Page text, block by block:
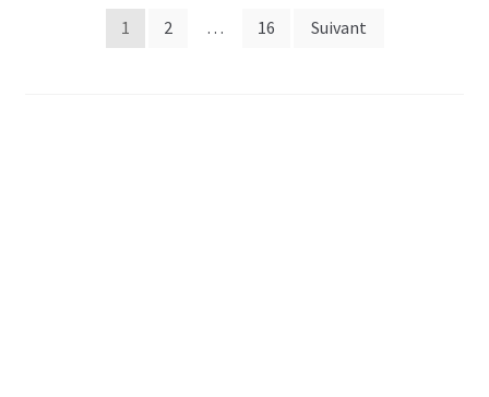
Pagination
1 2 … 16 Suivant